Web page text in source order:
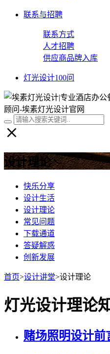
联系与招聘
联系方式
人才招聘
供应商品牌入库
灯光设计100问
设计理论
快乐分享
设计生活
设计理论
常见问题
下载通道
答疑解惑
创新发展
首页>设计讲堂>设计理论
灯光设计理论
赌场照明设计前